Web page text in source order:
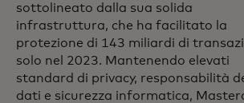
sottolineato dalla sua solida
infrastruttura, che ha facilitato la
protezione di 143 miliardi di
solo nel 2023. Mantenendo elevati
standard di privacy, responsabilità
dati e sicurezza informatica,